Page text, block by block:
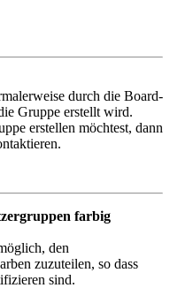
durch die Board-
Gruppe erstellt wird.
erstellen möchtest, dann
farbig
den
zuzuteilen, so dass
sind.